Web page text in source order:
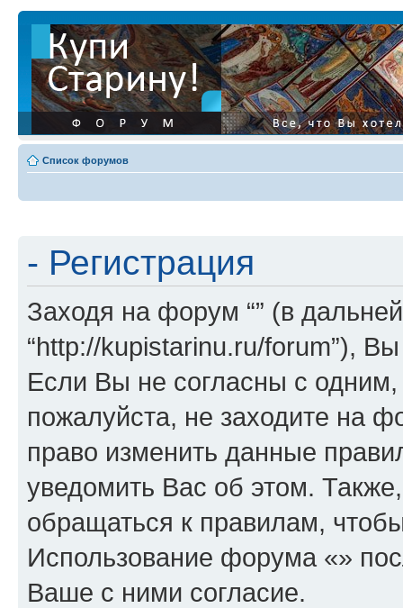
Список форумов
- Регистрация
Заходя на форум “” (в
“http://kupistarinu.ru/forum”),
Если Вы не согласны с
пожалуйста, не заходите на
право изменить данные
уведомить Вас об этом.
обращаться к правилам,
Использование форума «»
Ваше с ними согласие.